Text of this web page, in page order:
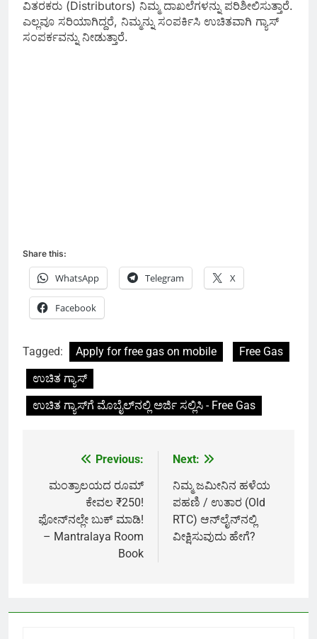
ವಿತರಕರು (Distributors) ನಿಮ್ಮ ದಾಖಲೆಗಳನ್ನು ಪರಿಶೀಲಿಸುತ್ತಾರೆ.
ಎಲ್ಲವೂ ಸರಿಯಾಗಿದ್ದರೆ, ನಿಮ್ಮನ್ನು ಸಂಪರ್ಕಿಸಿ ಉಚಿತವಾಗಿ ಗ್ಯಾಸ್
ಸಂಪರ್ಕವನ್ನು ನೀಡುತ್ತಾರೆ.
Share this:
WhatsApp Telegram X
Facebook
Tagged: Apply for free gas on mobile
Free Gas
ಉಚಿತ ಗ್ಯಾಸ್‌
ಉಚಿತ ಗ್ಯಾಸ್‌ಗೆ ಮೊಬೈಲ್‌ನಲ್ಲಿ ಅರ್ಜಿ ಸಲ್ಲಿಸಿ - Free Gas
navigation
Previous:
ಮಂತ್ರಾಲಯದ ರೂಮ್
ಕೇವಲ ₹250!
ಫೋನ್‌ನಲ್ಲೇ ಬುಕ್ ಮಾಡಿ!
– Mantralaya Room
Book
Next:
ನಿಮ್ಮ ಜಮೀನಿನ ಹಳೆಯ
ಪಹಣಿ / ಉತಾರ (Old
RTC) ಆನ್‌ಲೈನ್‌ನಲ್ಲಿ
ವೀಕ್ಷಿಸುವುದು ಹೇಗೆ?